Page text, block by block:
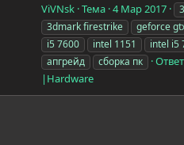
ViVNsk Тема 4 Мар 2017
3dmark firestrike
geforce
i5 7600
intel 1151 intel i5
апгрейд
сборка пк
|Hardware